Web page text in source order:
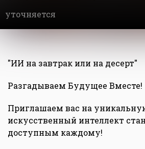
уточняется
"ИИ на завтрак или на десерт"
Разгадываем Будущее Вместе!
Приглашаем вас на
искусственный интеллект
доступным каждому!